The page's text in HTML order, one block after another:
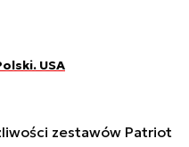
USA
zestawów Patriot